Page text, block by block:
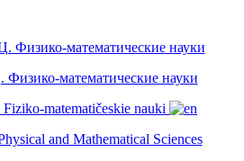
математические науки
matematičeskie nauki
and Mathematical Sciences